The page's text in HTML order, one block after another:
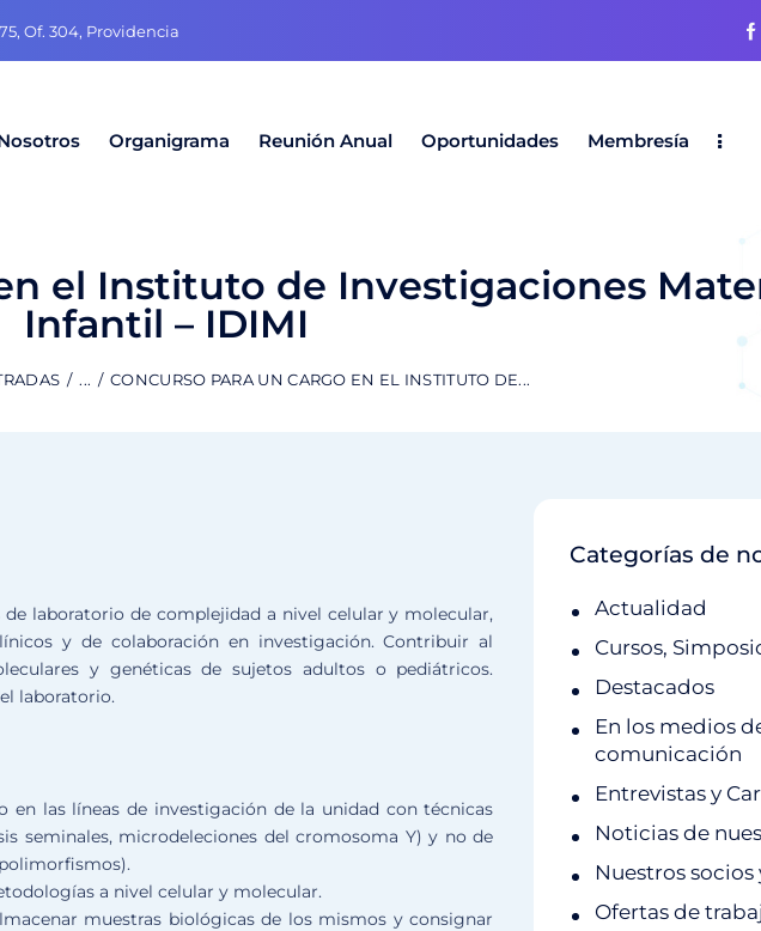
Of. 304, Providencia
Organigrama Reunión Anual Oportunidades Membresía
el Instituto de Investigaciones
Infantil – IDIMI
... CONCURSO PARA UN CARGO EN EL INSTITUTO DE...
laboratorio de complejidad a nivel celular y molecular,
y de colaboración en investigación. Contribuir al
y genéticas de sujetos adultos o pediátricos.
laboratorio.
en las líneas de investigación de la unidad con técnicas
seminales, microdeleciones del cromosoma Y) y no de
a nivel celular y molecular.
muestras biológicas de los mismos y consignar
Categorías de
Actualidad
Cursos,
Destacados
En los medios
comunicación
Entrevistas y
Noticias de
Nuestros
Ofertas de